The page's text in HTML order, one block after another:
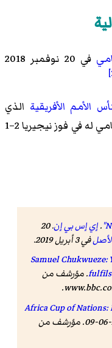
في 20 نوفمبر 2018
الأمم الأفريقية الذي
سجل أول هدف سامي له في فوز نيجيريا 2–1
.إي إس بي إن . 20
في 3 أبريل 2019.
"Samuel
fulfils
"Africa Cup of